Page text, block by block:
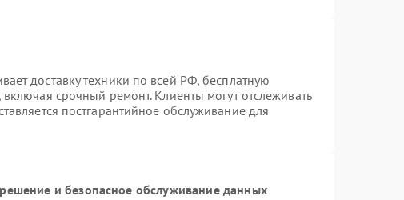
доставку техники по всей РФ, бесплатную
срочный ремонт. Клиенты могут отслеживать
постгарантийное обслуживание для
и безопасное обслуживание данных